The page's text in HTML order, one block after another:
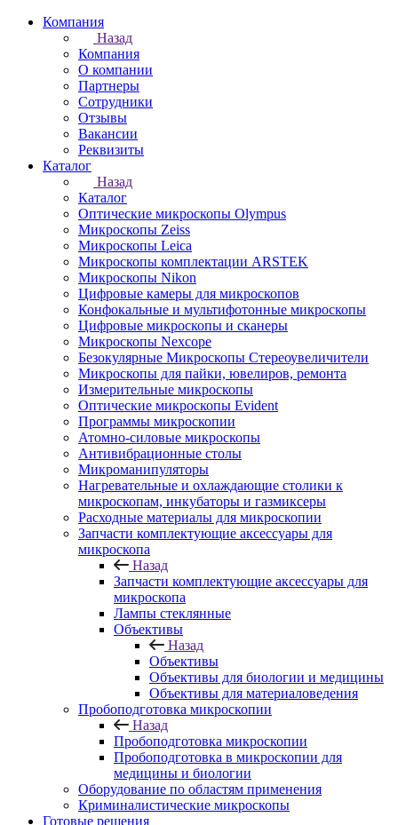
Компания
Назад
Компания
О компании
Партнеры
Сотрудники
Отзывы
Вакансии
Реквизиты
Каталог
Назад
Каталог
Оптические микроскопы Olympus
Микроскопы Zeiss
Микроскопы Leica
Микроскопы комплектации ARSTEK
Микроскопы Nikon
Цифровые камеры для микроскопов
Конфокальные и мультифотонные микроскопы
Цифровые микроскопы и сканеры
Микроскопы Nexcope
Безокулярные Микроскопы Стереоувеличители
Микроскопы для пайки, ювелиров, ремонта
Измерительные микроскопы
Оптические микроскопы Evident
Программы микроскопии
Атомно-силовые микроскопы
Антивибрационные столы
Микроманипуляторы
Нагревательные и охлаждающие столики к
микроскопам, инкубаторы и газмиксеры
Расходные материалы для микроскопии
Запчасти комплектующие аксессуары для
микроскопа
Назад
Запчасти комплектующие аксессуары для
микроскопа
Лампы стеклянные
Объективы
Назад
Объективы
Объективы для биологии и медицины
Объективы для материаловедения
Пробоподготовка микроскопии
Назад
Пробоподготовка микроскопии
Пробоподготовка в микроскопии для
медицины и биологии
Оборудование по областям применения
Криминалистические микроскопы
Готовые решения